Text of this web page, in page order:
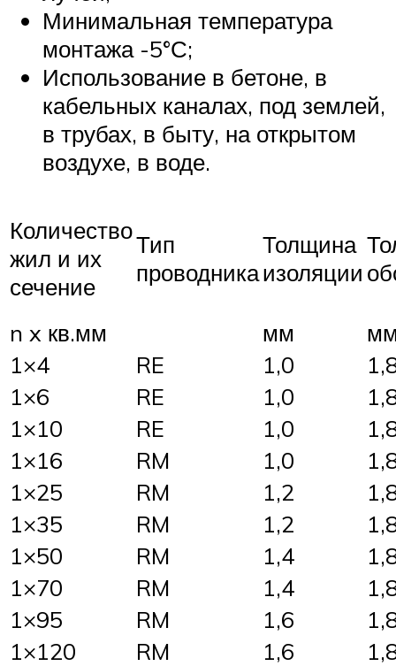
Минимальная температура
монтажа -5°С;
Использование в бетоне, в
кабельных каналах, под землей,
в трубах, в быту, на открытом
воздухе, в воде.
Количество
жил и их
сечение
Тип
проводника
Толщина
изоляции
n x кв.мм мм
1×4
RE 1,0
1×6
RE 1,0
1×10
RE 1,0
1×16
RM 1,0
1×25
RM 1,2
1×35
RM 1,2
1×50
RM 1,4
1×70
RM 1,4
1×95
RM 1,6
1×120
RM 1,6